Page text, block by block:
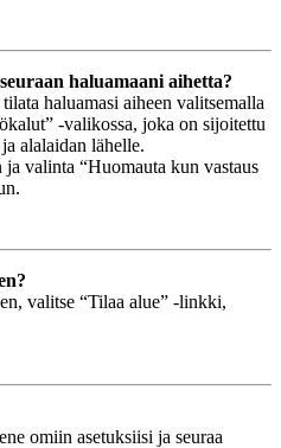
haluamaani aihetta?
haluamasi aiheen valitsemalla
-valikossa, joka on sijoitettu
alalaidan lähelle.
valinta “Huomauta kun vastaus
valitse “Tilaa alue” -linkki,
omiin asetuksiisi ja seuraa